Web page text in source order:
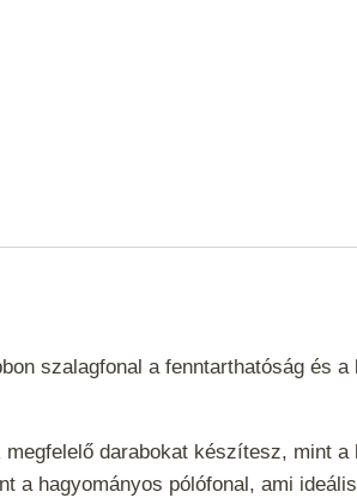
szalagfonal a fenntarthatóság és a
darabokat készítesz, mint a
a hagyományos pólófonal, ami